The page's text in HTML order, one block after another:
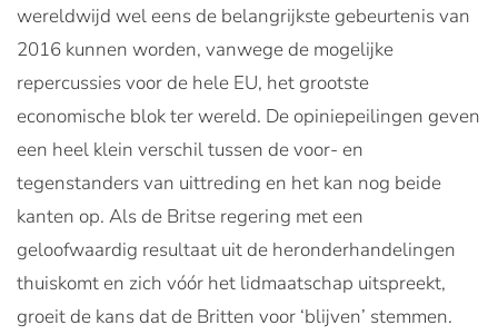
wereldwijd wel eens de belangrijkste gebeurtenis van
2016 kunnen worden, vanwege de mogelijke
repercussies voor de hele EU, het grootste
economische blok ter wereld. De opiniepeilingen geven
een heel klein verschil tussen de voor- en
tegenstanders van uittreding en het kan nog beide
kanten op. Als de Britse regering met een
geloofwaardig resultaat uit de heronderhandelingen
thuiskomt en zich vóór het lidmaatschap uitspreekt,
groeit de kans dat de Britten voor ‘blijven’ stemmen.